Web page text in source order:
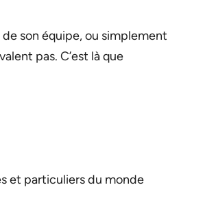
son équipe, ou simplement
pas. C’est là que
et particuliers du monde